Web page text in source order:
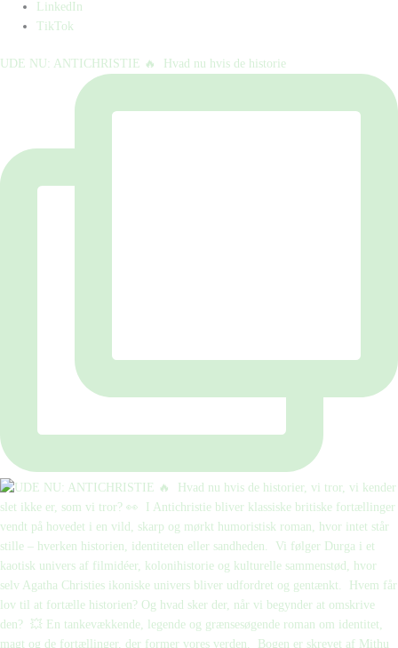
LinkedIn
TikTok
UDE NU: ANTICHRISTIE 🔥⁠ ⁠ Hvad nu hvis de historie